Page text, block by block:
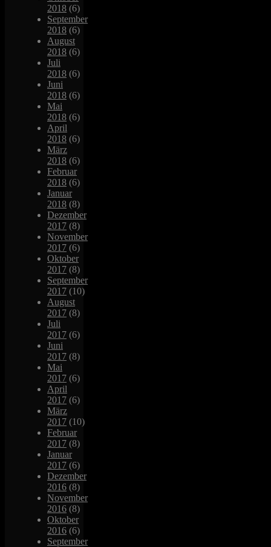
2018 (6)
September
2018 (6)
August
2018 (6)
Juli
2018 (6)
Juni
2018 (6)
Mai
2018 (6)
April
2018 (6)
März
2018 (6)
Februar
2018 (6)
Januar
2018 (8)
Dezember
2017 (8)
November
2017 (6)
Oktober
2017 (8)
September
2017 (10)
August
2017 (8)
Juli
2017 (6)
Juni
2017 (8)
Mai
2017 (6)
April
2017 (6)
März
2017 (10)
Februar
2017 (8)
Januar
2017 (6)
Dezember
2016 (8)
November
2016 (8)
Oktober
2016 (6)
September